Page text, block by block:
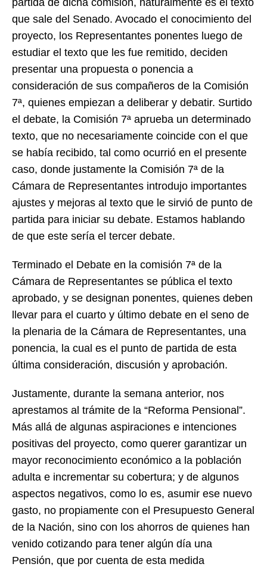
que sale del Senado. Avocado el conocimiento del
proyecto, los Representantes ponentes luego de
estudiar el texto que les fue remitido, deciden
presentar una propuesta o ponencia a
consideración de sus compañeros de la Comisión
7ª, quienes empiezan a deliberar y debatir. Surtido
el debate, la Comisión 7ª aprueba un determinado
texto, que no necesariamente coincide con el que
se había recibido, tal como ocurrió en el presente
caso, donde justamente la Comisión 7ª de la
Cámara de Representantes introdujo importantes
ajustes y mejoras al texto que le sirvió de punto de
partida para iniciar su debate. Estamos hablando
de que este sería el tercer debate.
Terminado el Debate en la comisión 7ª de la
Cámara de Representantes se pública el texto
aprobado, y se designan ponentes, quienes deben
llevar para el cuarto y último debate en el seno de
la plenaria de la Cámara de Representantes, una
ponencia, la cual es el punto de partida de esta
última consideración, discusión y aprobación.
Justamente, durante la semana anterior, nos
aprestamos al trámite de la “Reforma Pensional”.
Más allá de algunas aspiraciones e intenciones
positivas del proyecto, como querer garantizar un
mayor reconocimiento económico a la población
adulta e incrementar su cobertura; y de algunos
aspectos negativos, como lo es, asumir ese nuevo
gasto, no propiamente con el Presupuesto General
de la Nación, sino con los ahorros de quienes han
venido cotizando para tener algún día una
Pensión, que por cuenta de esta medida